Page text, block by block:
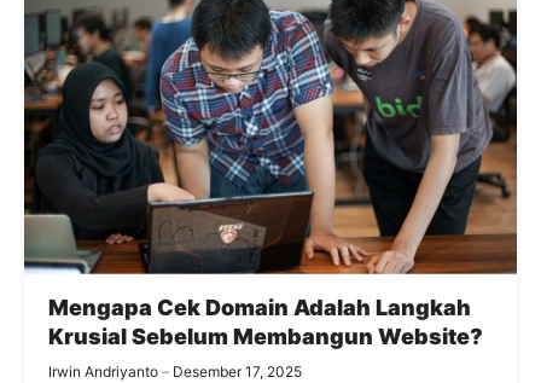
Mengapa Cek Domain Adalah Langkah
Krusial Sebelum Membangun Website?
Irwin Andriyanto Desember 17, 2025